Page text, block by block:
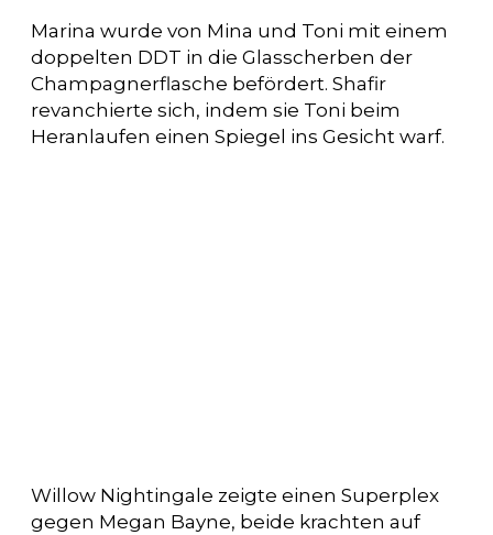
Marina wurde von Mina und Toni mit einem
doppelten DDT in die Glasscherben der
Champagnerflasche befördert. Shafir
revanchierte sich, indem sie Toni beim
Heranlaufen einen Spiegel ins Gesicht warf.
Willow Nightingale zeigte einen Superplex
gegen Megan Bayne, beide krachten auf